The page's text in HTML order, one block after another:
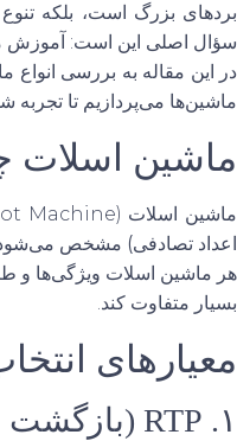
بردهای بزرگ است، بلکه
سؤال اصلی این است: آموزش
ماشین‌ها می‌پردازیم تا تجربه
ماشین
ماشین اسلات (Slot Machine) یک دستگاه بازی مبتنی بر شانس است که نتیجه هر چرخش توسط
اعداد تصادفی) مشخص
هر ماشین اسلات ویژگی‌ها و
بسیار متفاوت کند.
معیارهای
۱. RTP (بازگشت به بازیکن)